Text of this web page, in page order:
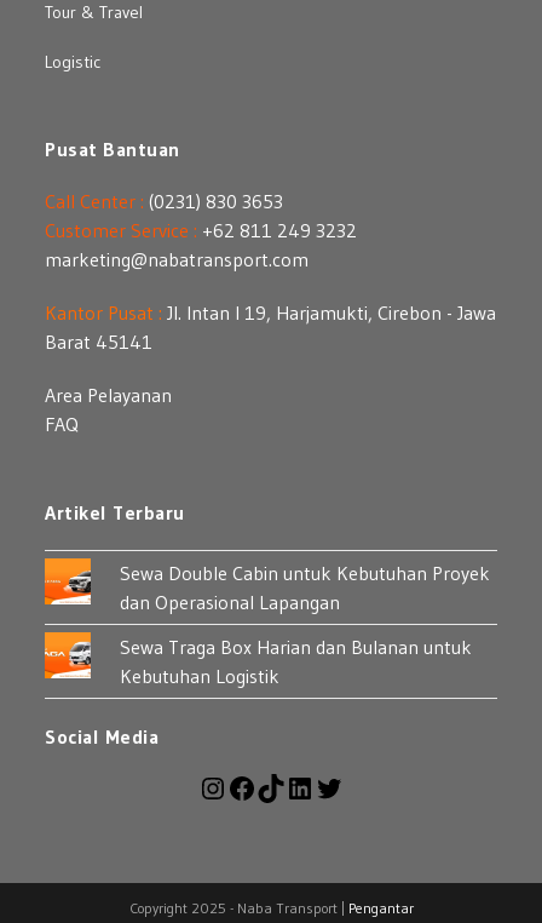
Tour & Travel
Logistic
Pusat Bantuan
Call Center : (0231) 830 3653
Customer Service : +62 811 249 3232
marketing@nabatransport.com
Kantor Pusat : Jl. Intan I 19, Harjamukti, Cirebon - Jawa
Barat 45141
Area Pelayanan
FAQ
Artikel Terbaru
Sewa Double Cabin untuk Kebutuhan Proyek
dan Operasional Lapangan
Sewa Traga Box Harian dan Bulanan untuk
Kebutuhan Logistik
Social Media
Instagram
Facebook
TikTokLinkedIn
Copyright 2025 - Naba Transport | Pengantar